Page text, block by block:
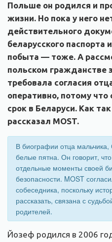
Польше он родился и
жизни. Но пока у него
действительного
беларусского паспорта
побыта — тоже. А
польском гражданстве
требовала согласия
оперативно, потому
срок в Беларуси. Как
рассказал MOST.
В биографии отца мальчика,
белые пятна. Он говорит,
отдельные моменты своей
безопасности. MOST
собеседника, поскольку
рассказать, связана с
родителей.
Йозеф родился в 2006